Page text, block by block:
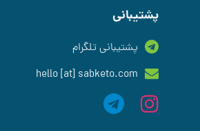
پشتیبانی
پشتیبانی تلگرام
hello [at] sabketo.com